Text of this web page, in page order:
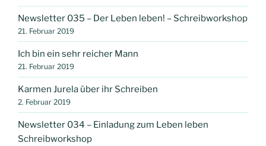
Newsletter 035 – Der Leben leben! – Schreibworkshop
21. Februar 2019
Ich bin ein sehr reicher Mann
21. Februar 2019
Karmen Jurela über ihr Schreiben
2. Februar 2019
Newsletter 034 – Einladung zum Leben leben
Schreibworkshop